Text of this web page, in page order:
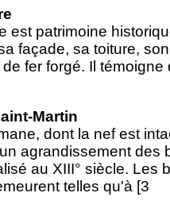
est patrimoine
façade, sa toiture, son
fer forgé. Il témoigne
Martin
dont la nef est
agrandissement des
au XIII° siècle. Les
telles qu'à [3